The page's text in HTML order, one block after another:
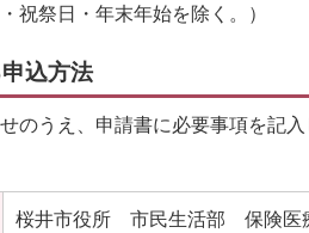
・祝祭日・年末年始を除く。）
込方法
のうえ、申請書に必要事項を記
桜井市役所 市民生活部 保険医